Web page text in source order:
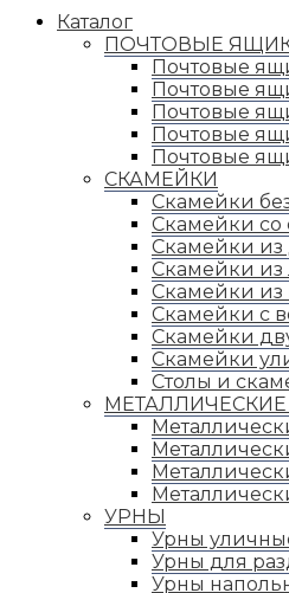
Каталог
ПОЧТОВЫЕ
Почтовые
Почтовые
Почтовые
Почтовые
Почтовые
СКАМЕЙКИ
Скамейки
Скамейки со
Скамейки из
Скамейки
Скамейки из
Скамейки с
Скамейки
Скамейки
Столы и
УРНЫ
Урны
Урны для
Урны